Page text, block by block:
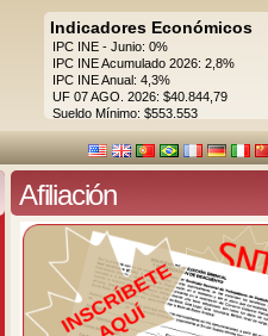
Indicadores Económicos
IPC INE - Junio: 0%
IPC INE Acumulado 2026: 2,8%
IPC INE Anual: 4,3%
UF 07 AGO. 2026: $40.844,79
Sueldo Mínimo: $553.553
Afiliación